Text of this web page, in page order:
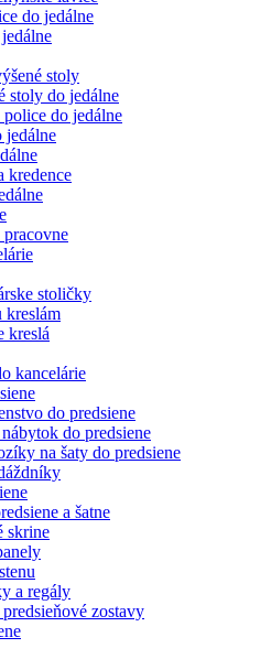
do jedálne
stoly
stoly do jedálne
do jedálne
jedálne
kredence
stoličky
kreslá
kancelárie
do predsiene
do predsiene
na šaty do predsiene
a šatne
skrine
a regály
zostavy